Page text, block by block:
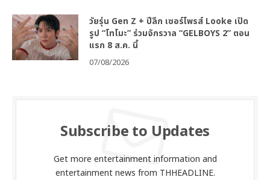
วัยรุ่น Gen Z + ปีลึก เซอร์ไพรส์ Looke เปิด
รูป “โทโมะ” ร่วมจักรวาล “GELBOYS 2” ตอน
แรก 8 ส.ค. นี้
07/08/2026
Subscribe to Updates
Get more entertainment information and
entertainment news from THHEADLINE.